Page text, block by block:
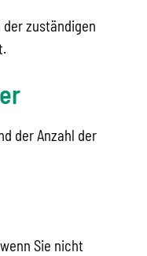
zuständigen
der Anzahl der
Sie nicht